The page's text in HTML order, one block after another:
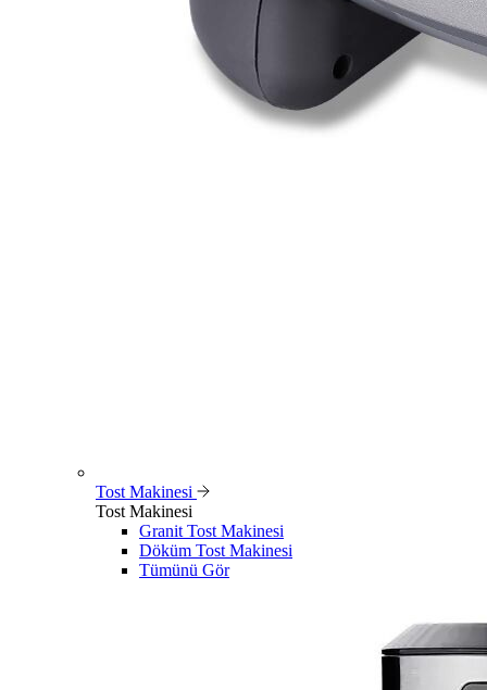
Tost Makinesi
Tost Makinesi
Granit Tost Makinesi
Döküm Tost Makinesi
Tümünü Gör